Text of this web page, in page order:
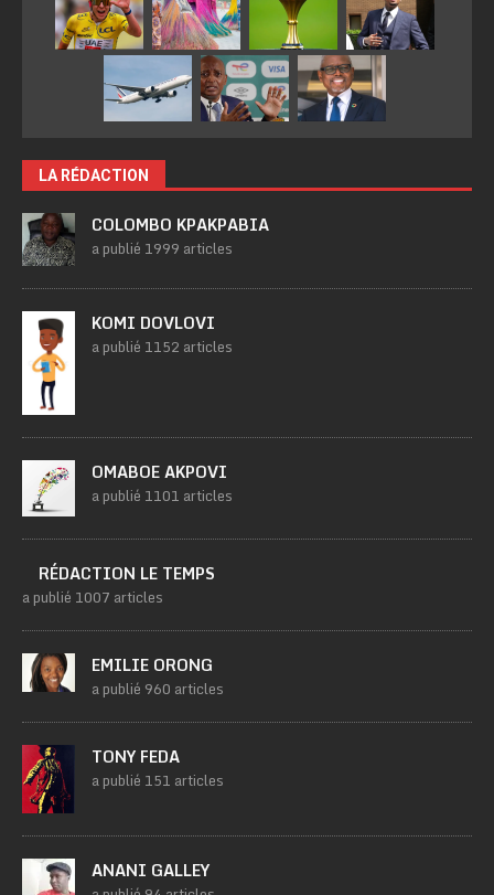
LA RÉDACTION
COLOMBO KPAKPABIA
a publié 1999 articles
KOMI DOVLOVI
a publié 1152 articles
OMABOE AKPOVI
a publié 1101 articles
RÉDACTION LE TEMPS
a publié 1007 articles
EMILIE ORONG
a publié 960 articles
TONY FEDA
a publié 151 articles
ANANI GALLEY